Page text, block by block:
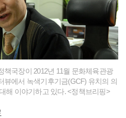
책국장이 2012년 11월 문화체육관광
뷰에서 녹색기후기금(GCF) 유치의 의
해 이야기하고 있다. <정책브리핑>